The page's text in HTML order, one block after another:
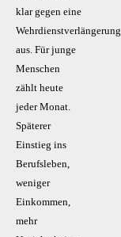
klar gegen eine
Wehrdienstverlängerung
aus. Für junge
Menschen
zählt heute
jeder Monat.
Späterer
Einstieg ins
Berufsleben,
weniger
Einkommen,
mehr